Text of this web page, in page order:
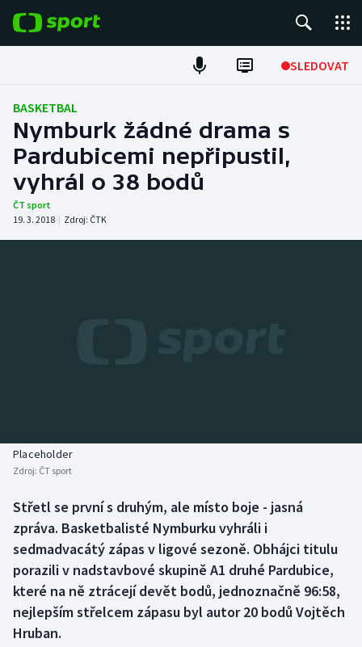
SLEDOVAT
Fotbal
Hokej
Tenis
Atletika
Biatlon
Box
Curling
Dostihy
Aplikace ČT sport
BASKETBAL
Nymburk žádné drama s
Pardubicemi nepřipustil,
vyhrál o 38 bodů
ČT sport
19. 3. 2018 | Zdroj: ČTK
Placeholder
Zdroj: ČT sport
Střetl se první s druhým, ale místo boje - jasná
zpráva. Basketbalisté Nymburku vyhráli i
sedmadvacátý zápas v ligové sezoně. Obhájci titulu
porazili v nadstavbové skupině A1 druhé Pardubice,
které na ně ztrácejí devět bodů, jednoznačně 96:58,
nejlepším střelcem zápasu byl autor 20 bodů Vojtěch
Hruban.